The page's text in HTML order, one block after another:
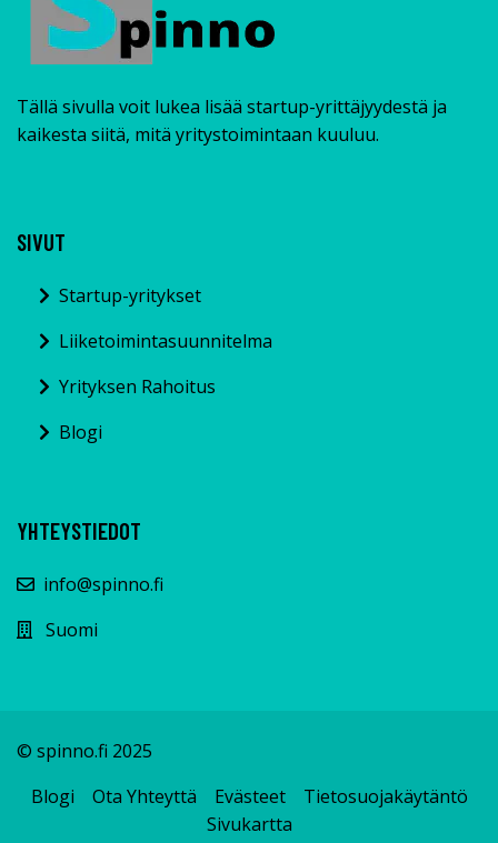
Tällä sivulla voit lukea lisää startup-yrittäjyydestä ja
kaikesta siitä, mitä yritystoimintaan kuuluu.
SIVUT
Startup-yritykset
Liiketoimintasuunnitelma
Yrityksen Rahoitus
Blogi
YHTEYSTIEDOT
info@spinno.fi
Suomi
© spinno.fi 2025
Blogi
Ota Yhteyttä Evästeet
Tietosuojakäytäntö
Sivukartta